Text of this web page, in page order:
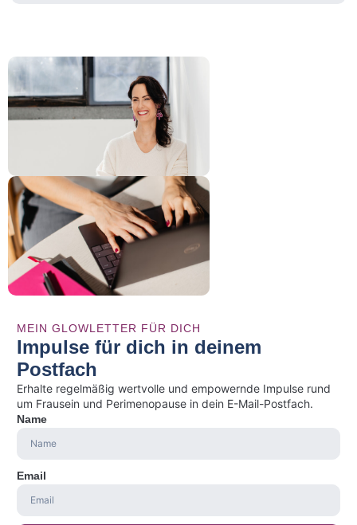
MEIN GLOWLETTER FÜR DICH
Impulse für dich in deinem
Postfach
Erhalte regelmäßig wertvolle und empowernde Impulse rund
um Frausein und Perimenopause in dein E-Mail-Postfach.
Name
Email